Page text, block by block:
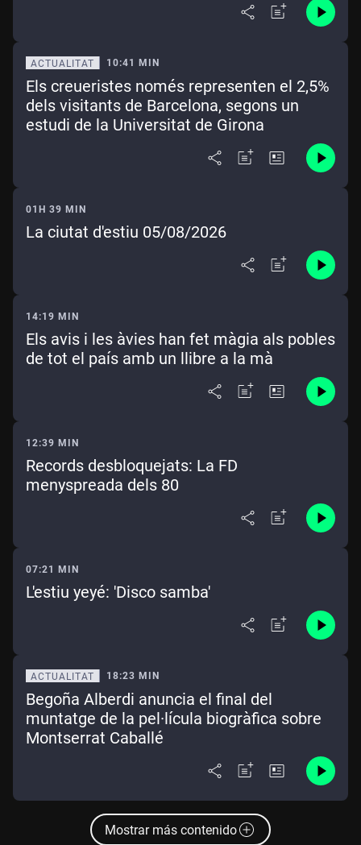
ACTUALITAT 10:41 MIN
Els creueristes només representen el 2,5%
dels visitants de Barcelona, segons un
estudi de la Universitat de Girona
01H 39 MIN
La ciutat d'estiu 05/08/2026
14:19 MIN
Els avis i les àvies han fet màgia als pobles
de tot el país amb un llibre a la mà
12:39 MIN
Records desbloquejats: La FD
menyspreada dels 80
07:21 MIN
L'estiu yeyé: 'Disco samba'
ACTUALITAT 18:23 MIN
Begoña Alberdi anuncia el final del
muntatge de la pel·lícula biogràfica sobre
Montserrat Caballé
Mostrar más contenido